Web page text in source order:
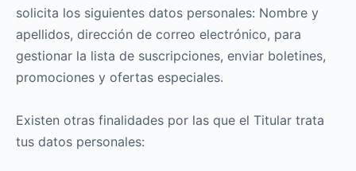
solicita los siguientes datos personales: Nombre y
apellidos, dirección de correo electrónico, para
gestionar la lista de suscripciones, enviar boletines,
promociones y ofertas especiales.
Existen otras finalidades por las que el Titular trata
tus datos personales: